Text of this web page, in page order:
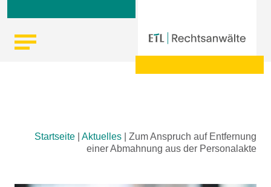
Startseite Aktuelles
Zum Anspruch auf Entfernung
einer Abmahnung aus der Personalakte